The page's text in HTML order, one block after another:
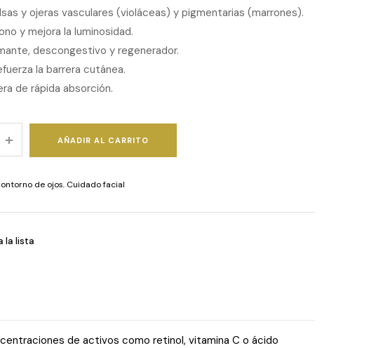
y ojeras vasculares (violáceas) y pigmentarias (marrones).
y mejora la luminosidad.
descongestivo y regenerador.
la barrera cutánea.
de rápida absorción.
AÑADIR AL CARRITO
de ojos, Cuidado facial
la lista
de activos como retinol, vitamina C o ácido